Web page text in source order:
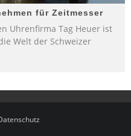
für Zeitmesser
Uhrenfirma Tag Heuer ist
Welt der Schweizer